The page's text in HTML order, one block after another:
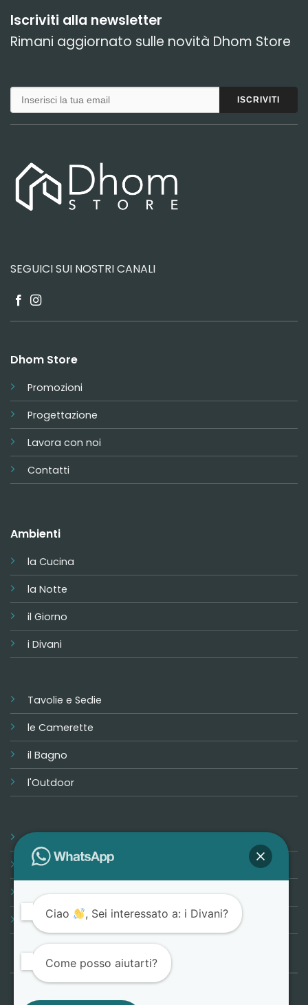
Iscriviti alla newsletter
Rimani aggiornato sulle novità Dhom Store
SEGUICI SUI NOSTRI CANALI
Dhom Store
Promozioni
Progettazione
Lavora con noi
Contatti
Ambienti
la Cucina
la Notte
il Giorno
i Divani
Tavolie e Sedie
le Camerette
il Bagno
l'Outdoor
i Pavimenti
i Rivestimenti
Progetta la tua casa
Promozioni
Ciao , Sei interessato a: i Divani?
Come posso aiutarti?